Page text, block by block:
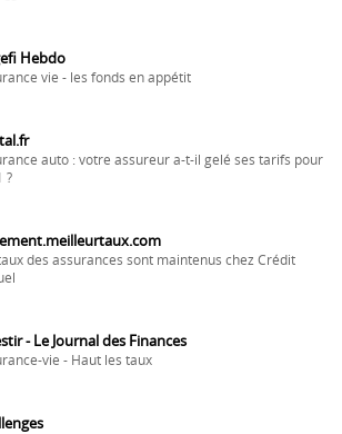
Hebdo
vie - les fonds en appétit
auto : votre assureur a-t-il gelé ses tarifs pour
?
des assurances sont maintenus chez Crédit
- Le Journal des Finances
vie - Haut les taux